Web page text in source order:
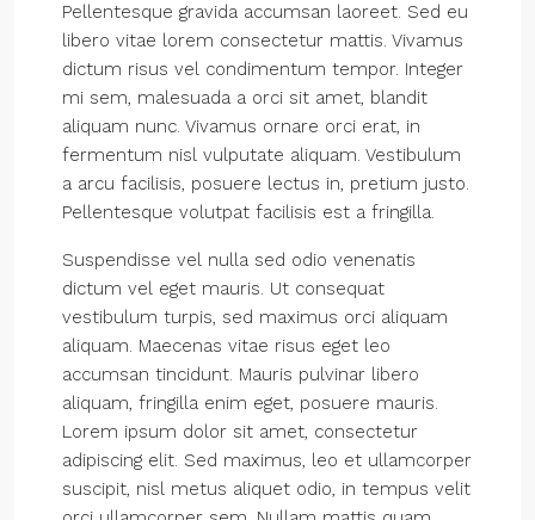
Pellentesque gravida accumsan laoreet. Sed eu
libero vitae lorem consectetur mattis. Vivamus
dictum risus vel condimentum tempor. Integer
mi sem, malesuada a orci sit amet, blandit
aliquam nunc. Vivamus ornare orci erat, in
fermentum nisl vulputate aliquam. Vestibulum
a arcu facilisis, posuere lectus in, pretium justo.
Pellentesque volutpat facilisis est a fringilla.
Suspendisse vel nulla sed odio venenatis
dictum vel eget mauris. Ut consequat
vestibulum turpis, sed maximus orci aliquam
aliquam. Maecenas vitae risus eget leo
accumsan tincidunt. Mauris pulvinar libero
aliquam, fringilla enim eget, posuere mauris.
Lorem ipsum dolor sit amet, consectetur
adipiscing elit. Sed maximus, leo et ullamcorper
suscipit, nisl metus aliquet odio, in tempus velit